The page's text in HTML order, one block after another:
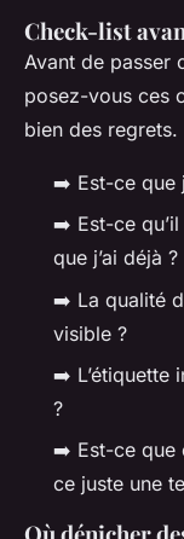
Check-list
Avant de passer
posez-vous ces
bien des regrets.
➡️ Est-ce que
➡️ Est-ce qu’il
que j’ai déjà ?
➡️ La qualité
visible ?
➡️ L’étiquette
?
➡️ Est-ce que
ce juste une